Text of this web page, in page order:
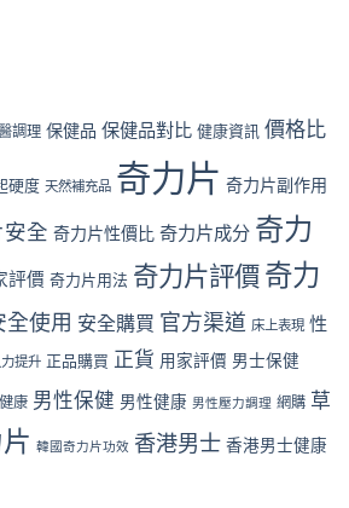
調理 保健品 保健品對比 健康資訊 價格比
硬度 天然補充品 奇力片 奇力片副作用
全 奇力片性價比 奇力片成分 奇力
評價 奇力片用法 奇力片評價 奇力
全使用 安全購買 官方渠道 床上表現 性
提升 正品購買 正貨 用家評價 男士保健
康 男性保健 男性健康 男性壓力調理 網購 草
韓國奇力片功效 香港男士 香港男士健康